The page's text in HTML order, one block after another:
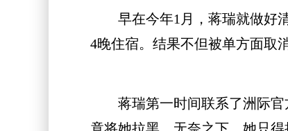
早在今年1月，蒋瑞就做好清
4晚住宿。结果不但被单方面取
蒋瑞第一时间联系了洲际官